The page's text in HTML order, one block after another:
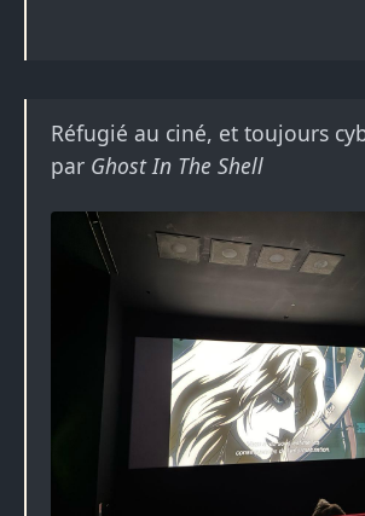
Réfugié au ciné, et toujours
par Ghost In The Shell